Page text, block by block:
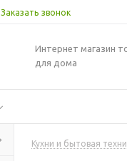
Заказать звонок
Интернет магазин
для дома
Кухни и бытовая